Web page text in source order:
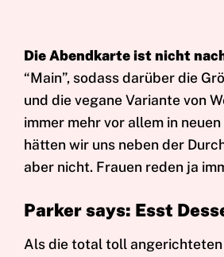
Die Abendkarte ist nicht
“Main”, sodass darüber die
und die vegane Variante von
immer mehr vor allem in
hätten wir uns neben der
aber nicht. Frauen reden ja
Parker says: Esst
Als die total toll angerichteten